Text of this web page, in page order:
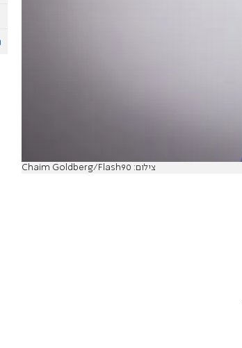
צילום: Chaim Goldberg/Flash90